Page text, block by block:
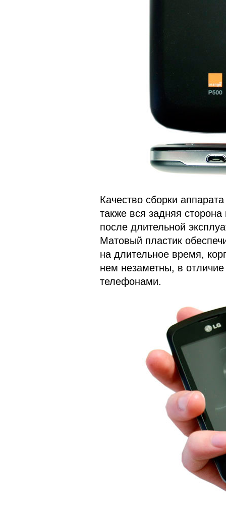
Качество сборки
также вся задняя
после длительной
Матовый пластик
на длительное время,
нем незаметны, в
телефонами.